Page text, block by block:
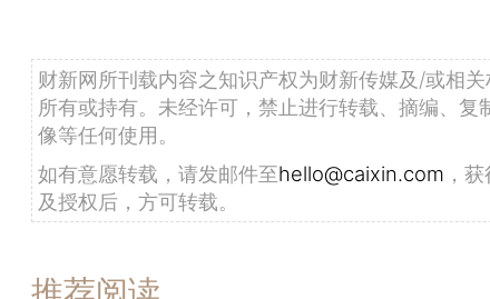
财新网所刊载内容之知识产权为财新传媒及/或相
所有或持有。未经许可，禁止进行转载、摘编、复
像等任何使用。
如有意愿转载，请发邮件至hello@caixin.com ，
及授权后，方可转载。